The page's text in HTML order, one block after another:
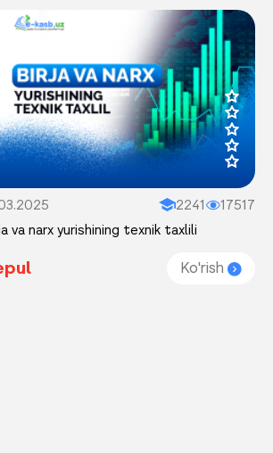
2241
17517
va narx yurishining texnik taxlili
Ko'rish